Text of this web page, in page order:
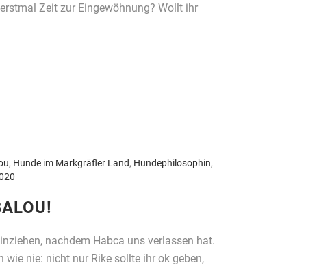
Zeit zur Eingewöhnung? Wollt ihr
, Hunde im Markgräfler Land, Hundephilosophin,
nachdem Habca uns verlassen hat.
nie: nicht nur Rike sollte ihr ok geben,